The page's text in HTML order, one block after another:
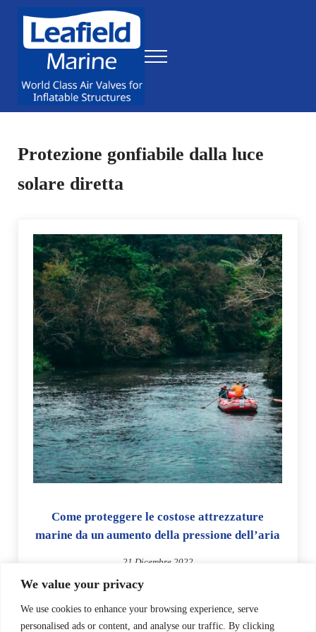
We value your privacy
We use cookies to enhance your browsing experience, serve
personalised ads or content, and analyse our traffic. By clicking
Leafield Marine
Menu
Protezione gonfiabile dalla luce
solare diretta
Come proteggere le costose attrezzature
marine da un aumento della pressione dell’aria
21 Dicembre 2022
Molti tipi di gonfiabili sono costosi e quindi costosi da sostituire
importante soprattutto durante l’uso. La …